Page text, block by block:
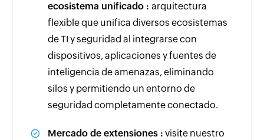
ecosistema unificado : arquitectura
flexible que unifica diversos ecosistemas
de TI y seguridad al integrarse con
dispositivos, aplicaciones y fuentes de
inteligencia de amenazas, eliminando
silos y permitiendo un entorno de
seguridad completamente conectado.
Mercado de extensiones : visite nuestro